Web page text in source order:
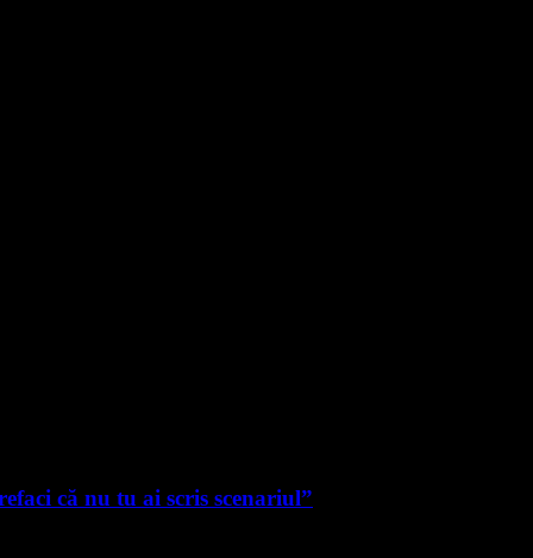
că nu tu ai scris scenariul”